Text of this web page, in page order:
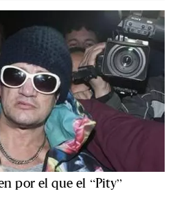
por el que el “Pity”